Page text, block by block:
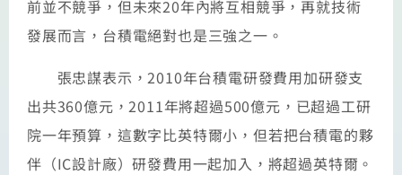
前並不競爭，但未來20年內將互相競爭，再就技術
發展而言，台積電絕對也是三強之一。
張忠謀表示，2010年台積電研發費用加研發支
出共360億元，2011年將超過500億元，已超過工研
院一年預算，這數字比英特爾小，但若把台積電的夥
伴（IC設計廠）研發費用一起加入，將超過英特爾。